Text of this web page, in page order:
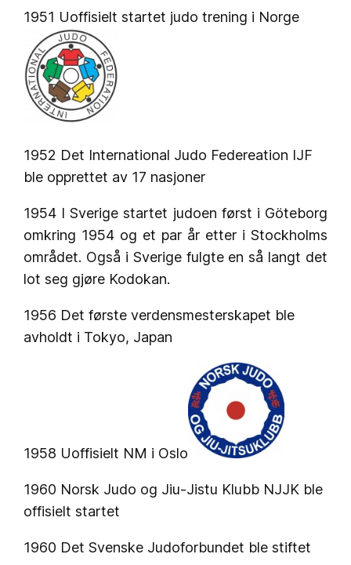
1951 Uoffisielt startet judo trening i Norge
1952 Det International Judo Federeation IJF
ble opprettet av 17 nasjoner
1954 I Sverige startet judoen først i Göteborg
omkring 1954 og et par år etter i Stockholms
området. Også i Sverige fulgte en så langt det
lot seg gjøre Kodokan.
1956 Det første verdensmesterskapet ble
avholdt i Tokyo, Japan
1958 Uoffisielt NM i Oslo
1960 Norsk Judo og Jiu-Jistu Klubb NJJK ble
offisielt startet
1960 Det Svenske Judoforbundet ble stiftet